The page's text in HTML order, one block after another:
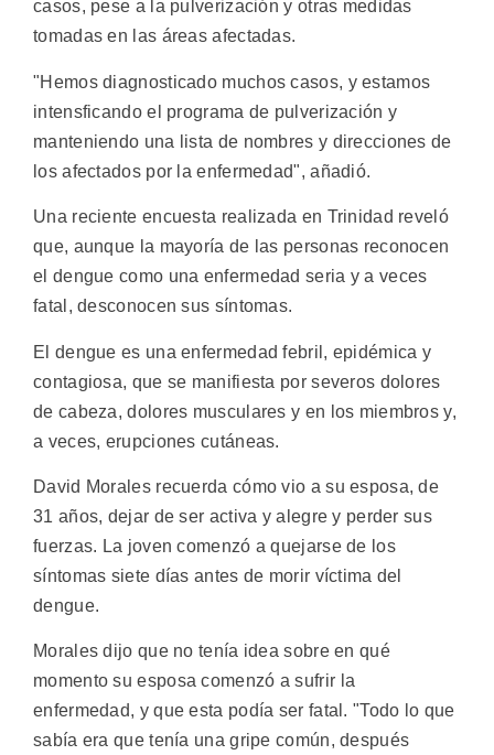
casos, pese a la pulverización y otras medidas
tomadas en las áreas afectadas.
"Hemos diagnosticado muchos casos, y estamos
intensficando el programa de pulverización y
manteniendo una lista de nombres y direcciones de
los afectados por la enfermedad", añadió.
Una reciente encuesta realizada en Trinidad reveló
que, aunque la mayoría de las personas reconocen
el dengue como una enfermedad seria y a veces
fatal, desconocen sus síntomas.
El dengue es una enfermedad febril, epidémica y
contagiosa, que se manifiesta por severos dolores
de cabeza, dolores musculares y en los miembros y,
a veces, erupciones cutáneas.
David Morales recuerda cómo vio a su esposa, de
31 años, dejar de ser activa y alegre y perder sus
fuerzas. La joven comenzó a quejarse de los
síntomas siete días antes de morir víctima del
dengue.
Morales dijo que no tenía idea sobre en qué
momento su esposa comenzó a sufrir la
enfermedad, y que esta podía ser fatal. "Todo lo que
sabía era que tenía una gripe común, después